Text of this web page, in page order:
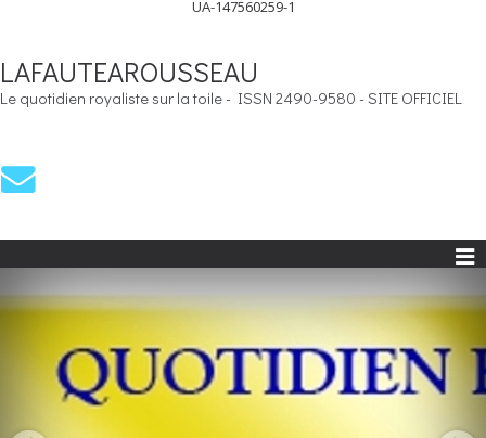
UA-147560259-1
LAFAUTEAROUSSEAU
Le quotidien royaliste sur la toile - ISSN 2490-9580 - SITE OFFICIEL